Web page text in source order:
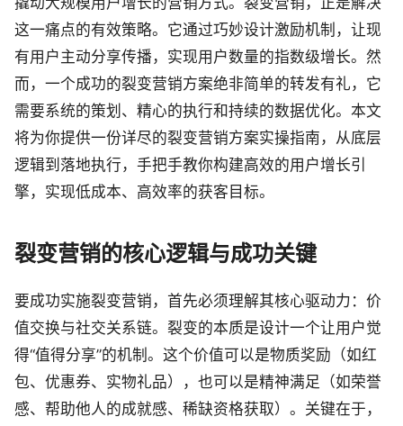
这一痛点的有效策略。它通过巧妙设计激励机制，让现
有用户主动分享传播，实现用户数量的指数级增长。然
而，一个成功的裂变营销方案绝非简单的转发有礼，它
需要系统的策划、精心的执行和持续的数据优化。本文
将为你提供一份详尽的裂变营销方案实操指南，从底层
逻辑到落地执行，手把手教你构建高效的用户增长引
擎，实现低成本、高效率的获客目标。
裂变营销的核心逻辑与成功关键
要成功实施裂变营销，首先必须理解其核心驱动力：价
值交换与社交关系链。裂变的本质是设计一个让用户觉
得“值得分享”的机制。这个价值可以是物质奖励（如红
包、优惠券、实物礼品），也可以是精神满足（如荣誉
感、帮助他人的成就感、稀缺资格获取）。关键在于，